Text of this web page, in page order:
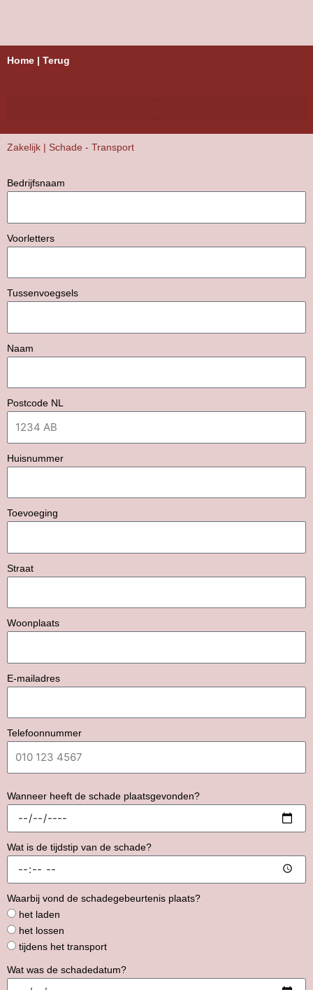
Home | Terug
Zakelijk | Schade - Transport
Bedrijfsnaam
Voorletters
Tussenvoegsels
Naam
Postcode NL
Huisnummer
Toevoeging
Straat
Woonplaats
E-mailadres
Telefoonnummer
Wanneer heeft de schade plaatsgevonden?
Wat is de tijdstip van de schade?
Waarbij vond de schadegebeurtenis plaats?
het laden
het lossen
tijdens het transport
Wat was de schadedatum?